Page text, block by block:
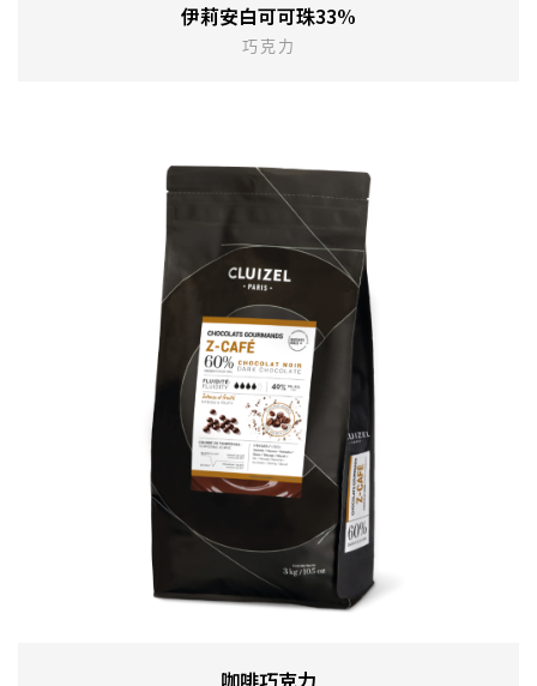
伊莉安白可可珠33%
巧克力
咖啡巧克力